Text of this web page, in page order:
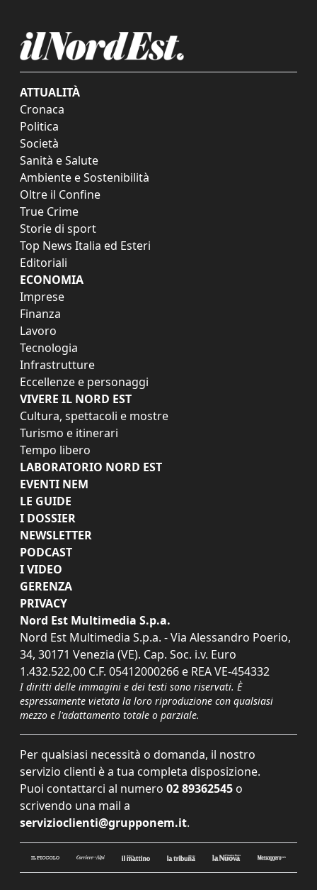
ATTUALITÀ
Cronaca
Politica
Società
Sanità e Salute
Ambiente e Sostenibilità
Oltre il Confine
True Crime
Storie di sport
Top News Italia ed Esteri
Editoriali
ECONOMIA
Imprese
Finanza
Lavoro
Tecnologia
Infrastrutture
Eccellenze e personaggi
VIVERE IL NORD EST
Cultura, spettacoli e mostre
Turismo e itinerari
Tempo libero
LABORATORIO NORD EST
EVENTI NEM
LE GUIDE
I DOSSIER
NEWSLETTER
PODCAST
I VIDEO
GERENZA
PRIVACY
Nord Est Multimedia S.p.a.
Nord Est Multimedia S.p.a. - Via Alessandro Poerio,
34, 30171 Venezia (VE). Cap. Soc. i.v. Euro
1.432.522,00 C.F. 05412000266 e REA VE-454332
I diritti delle immagini e dei testi sono riservati. È
espressamente vietata la loro riproduzione con qualsiasi
mezzo e l'adattamento totale o parziale.
Per qualsiasi necessità o domanda, il nostro
servizio clienti è a tua completa disposizione.
Puoi contattarci al numero 02 89362545 o
scrivendo una mail a
servizioclienti@grupponem.it.